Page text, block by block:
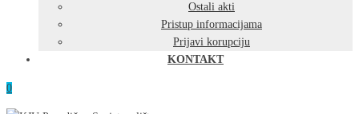
Ostali akti
Pristup informacijama
Prijavi korupciju
KONTAKT
0